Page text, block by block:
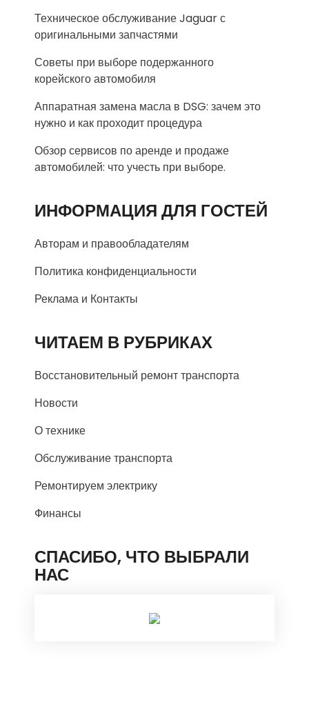
Техническое обслуживание Jaguar с
оригинальными запчастями
Советы при выборе подержанного
корейского автомобиля
Аппаратная замена масла в DSG: зачем это
нужно и как проходит процедура
Обзор сервисов по аренде и продаже
автомобилей: что учесть при выборе.
ИНФОРМАЦИЯ ДЛЯ ГОСТЕЙ
Авторам и правообладателям
Политика конфиденциальности
Реклама и Контакты
ЧИТАЕМ В РУБРИКАХ
Восстановительный ремонт транспорта
Новости
О технике
Обслуживание транспорта
Ремонтируем электрику
Финансы
СПАСИБО, ЧТО ВЫБРАЛИ
НАС